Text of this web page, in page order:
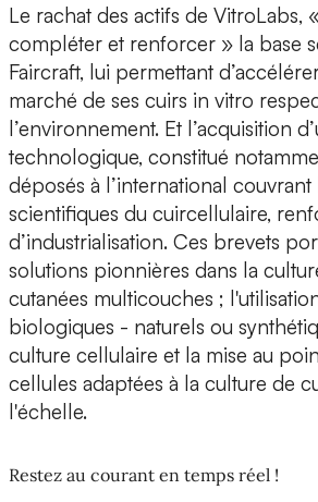
Le rachat des actifs de VitroLabs,
compléter et renforcer » la base
Faircraft, lui permettant
marché de ses cuirs in vitro
l’environnement. Et l’acquisition
technologique, constitué
déposés à l’international couvrant
scientifiques du cuircellulaire,
d’industrialisation. Ces brevets
solutions pionnières dans la
cutanées multicouches ;
biologiques - naturels ou
culture cellulaire et la mise au
cellules adaptées à la culture de
l'échelle.
Restez au courant en temps réel !